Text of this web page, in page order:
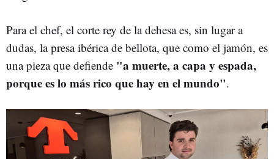
Para el chef, el corte rey de la dehesa es, sin lugar a
dudas, la presa ibérica de bellota, que como el jamón, es
una pieza que defiende "a muerte, a capa y espada,
porque es lo más rico que hay en el mundo".